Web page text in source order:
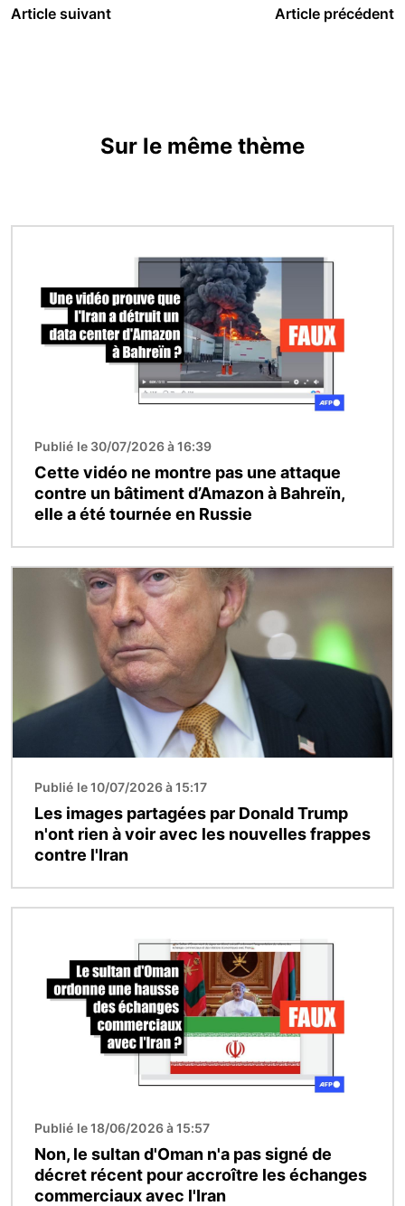
Article suivant Article précédent
Sur le même thème
Publié le 30/07/2026 à 16:39
Cette vidéo ne montre pas une attaque
contre un bâtiment d’Amazon à Bahreïn,
elle a été tournée en Russie
Publié le 10/07/2026 à 15:17
Les images partagées par Donald Trump
n'ont rien à voir avec les nouvelles frappes
contre l'Iran
Publié le 18/06/2026 à 15:57
Non, le sultan d'Oman n'a pas signé de
décret récent pour accroître les échanges
commerciaux avec l'Iran